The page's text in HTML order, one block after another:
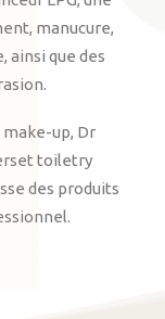
manucure,
ainsi que des
make-up, Dr
toiletry
des produits